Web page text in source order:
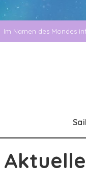
Im Namen des Mondes